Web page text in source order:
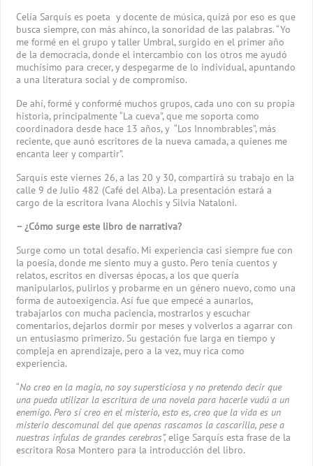
Celía Sarquís es poeta y docente de música, quizá por eso es que
busca siempre, con más ahínco, la sonoridad de las palabras. “Yo
me formé en el grupo y taller Umbral, surgido en el primer año
de la democracia, donde el intercambio con los otros me ayudó
muchísimo para crecer, y despegarme de lo individual, apuntando
a una literatura social y de compromiso.
De ahí, formé y conformé muchos grupos, cada uno con su propia
historia, principalmente “La cueva”, que me soporta como
coordinadora desde hace 13 años, y “Los Innombrables”, más
reciente, que aunó escritores de la nueva camada, a quienes me
encanta leer y compartir”.
Sarquís este viernes 26, a las 20 y 30, compartirá su trabajo en la
calle 9 de Julio 482 (Café del Alba). La presentación estará a
cargo de la escritora Ivana Alochis y Silvia Nataloni.
– ¿Cómo surge este libro de narrativa?
Surge como un total desafío. Mi experiencia casi siempre fue con
la poesía, donde me siento muy a gusto. Pero tenía cuentos y
relatos, escritos en diversas épocas, a los que quería
manipularlos, pulirlos y probarme en un género nuevo, como una
forma de autoexigencia. Así fue que empecé a aunarlos,
trabajarlos con mucha paciencia, mostrarlos y escuchar
comentarios, dejarlos dormir por meses y volverlos a agarrar con
un entusiasmo primerizo. Su gestación fue larga en tiempo y
compleja en aprendizaje, pero a la vez, muy rica como
experiencia.
“No creo en la magia, no soy supersticiosa y no pretendo decir que
una pueda utilizar la escritura de una novela para hacerle vudú a un
enemigo. Pero sí creo en el misterio, esto es, creo que la vida es un
misterio descomunal del que apenas rascamos la cascarilla, pese a
nuestras ínfulas de grandes cerebros”,elige Sarquís esta frase de la
escritora Rosa Montero para la introducción del libro.